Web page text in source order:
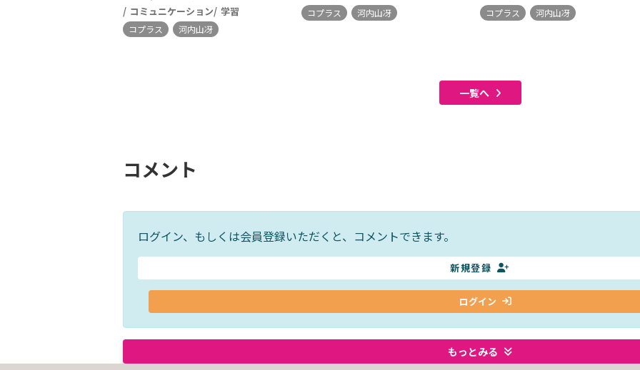
コミュニケーション
学習
コプラス 河内山冴
コプラス 河内山冴 コプラス 河内山冴
一覧へ
コメント
ログイン、もしくは会員登録いただくと、コメントできます。
新規登録
ログイン
もっとみる